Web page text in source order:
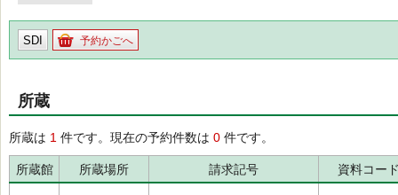
SDI 予約かごへ
所蔵
所蔵は 1 件です。現在の予約件数は 0 件です。
所蔵館 所蔵場所 請求記号 資料コー